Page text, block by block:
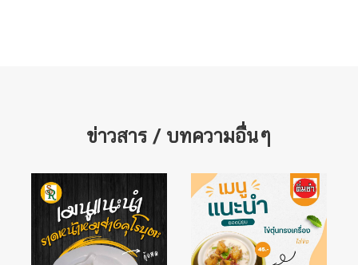
ข่าวสาร / บทความอื่นๆ